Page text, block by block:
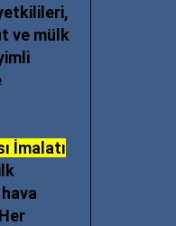
ve mülk
İmalatı